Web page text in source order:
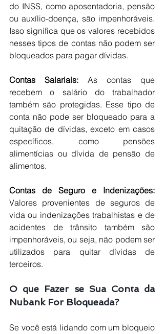
do INSS, como aposentadoria, pensão
ou auxílio-doença, são impenhoráveis.
Isso significa que os valores recebidos
nesses tipos de contas não podem ser
bloqueados para pagar dívidas.
Contas Salariais: As contas que
recebem o salário do trabalhador
também são protegidas. Esse tipo de
conta não pode ser bloqueado para a
quitação de dívidas, exceto em casos
específicos, como pensões
alimentícias ou dívida de pensão de
alimentos.
Valores provenientes de seguros de
vida ou indenizações trabalhistas e de
acidentes de trânsito também são
impenhoráveis, ou seja, não podem ser
utilizados para quitar dívidas de
terceiros.
O que Fazer se Sua Conta da
Nubank For Bloqueada?
Se você está lidando com um bloqueio